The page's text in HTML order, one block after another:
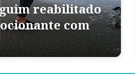
reabilitado
com